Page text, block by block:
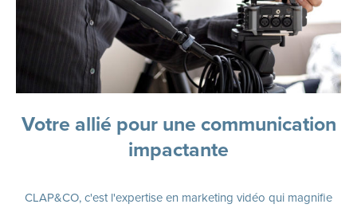
Votre allié pour une communication
impactante
CLAP&CO, c'est l'expertise en marketing vidéo qui magnifie